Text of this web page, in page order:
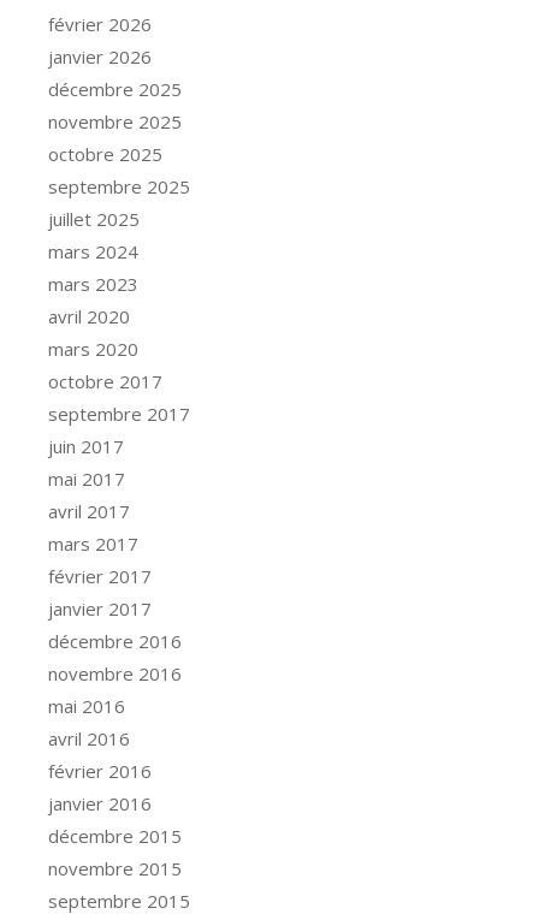
février 2026
janvier 2026
décembre 2025
novembre 2025
octobre 2025
septembre 2025
juillet 2025
mars 2024
mars 2023
avril 2020
mars 2020
octobre 2017
septembre 2017
juin 2017
mai 2017
avril 2017
mars 2017
février 2017
janvier 2017
décembre 2016
novembre 2016
mai 2016
avril 2016
février 2016
janvier 2016
décembre 2015
novembre 2015
septembre 2015